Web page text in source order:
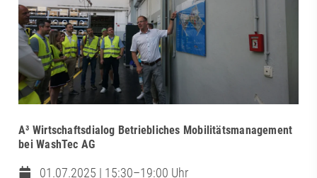
A³ Wirtschaftsdialog Betriebliches Mobilitätsmanagement
bei WashTec AG
01.07.2025 | 15:30–19:00 Uhr